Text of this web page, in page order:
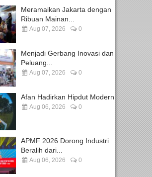
Meramaikan Jakarta dengan
Ribuan Mainan...
Aug 07, 2026 0
Menjadi Gerbang Inovasi dan
Peluang...
Aug 07, 2026 0
Afan Hadirkan Hipdut Modern...
Aug 06, 2026 0
APMF 2026 Dorong Industri
Beralih dari...
Aug 06, 2026 0